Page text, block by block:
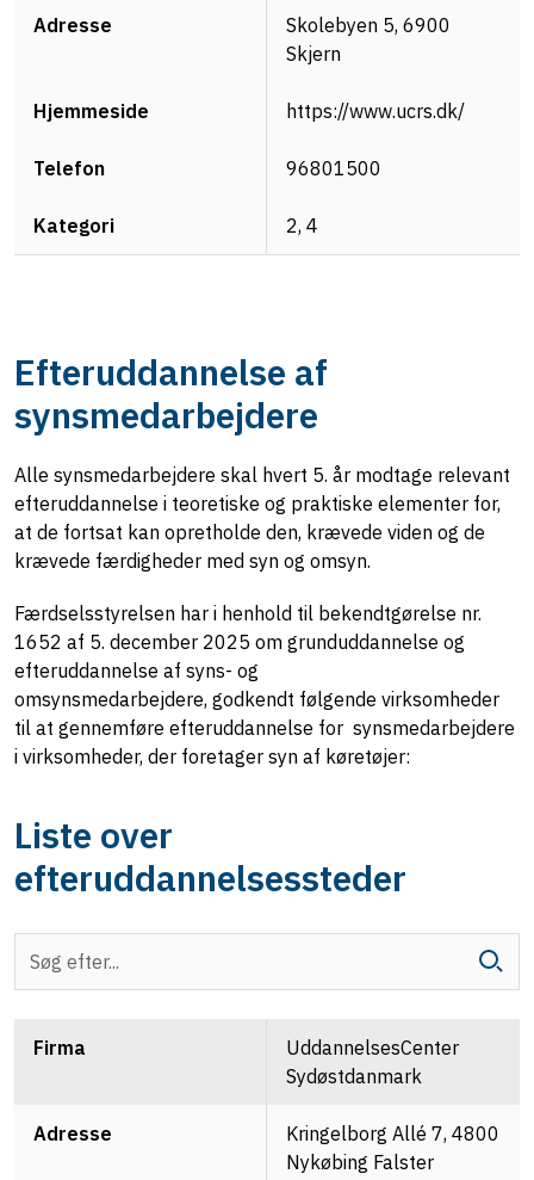
Skolebyen 5, 6900
Skjern
https://www.ucrs.dk/
96801500
2, 4
Efteruddannelse af
synsmedarbejdere
Alle synsmedarbejdere skal hvert 5. år modtage relevant
efteruddannelse i teoretiske og praktiske elementer for,
at de fortsat kan opretholde den, krævede viden og de
krævede færdigheder med syn og omsyn.
Færdselsstyrelsen har i henhold til bekendtgørelse nr.
1652 af 5. december 2025 om grunduddannelse og
efteruddannelse af syns- og
omsynsmedarbejdere, godkendt følgende virksomheder
til at gennemføre efteruddannelse for synsmedarbejdere
i virksomheder, der foretager syn af køretøjer:
Liste over
efteruddannelsessteder
Firma
UddannelsesCenter
Sydøstdanmark
Kringelborg Allé 7, 4800
Nykøbing Falster